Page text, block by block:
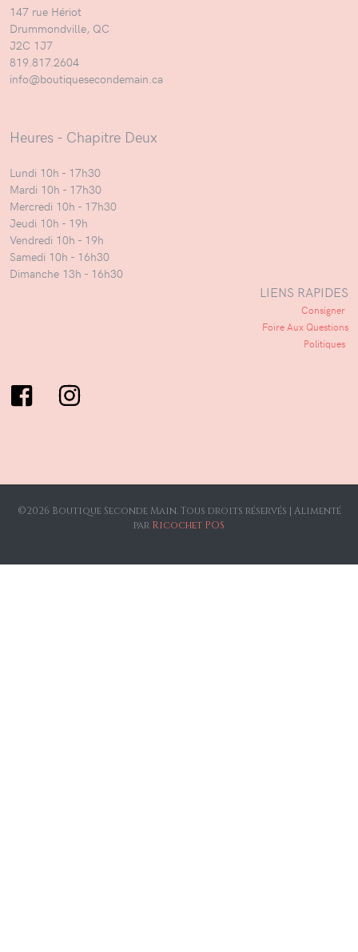
147 rue Hériot
Drummondville, QC
J2C 1J7
819.817.2604
info@boutiquesecondemain.ca
Heures - Chapitre Deux
Lundi 10h - 17h30
Mardi 10h - 17h30
Mercredi 10h - 17h30
Jeudi 10h - 19h
Vendredi 10h - 19h
Samedi 10h - 16h30
Dimanche 13h - 16h30
LIENS RAPIDES
Consigner
Foire Aux Questions
Politiques
©2026 Boutique Seconde Main. Tous droits réservés | Alimenté
par Ricochet POS